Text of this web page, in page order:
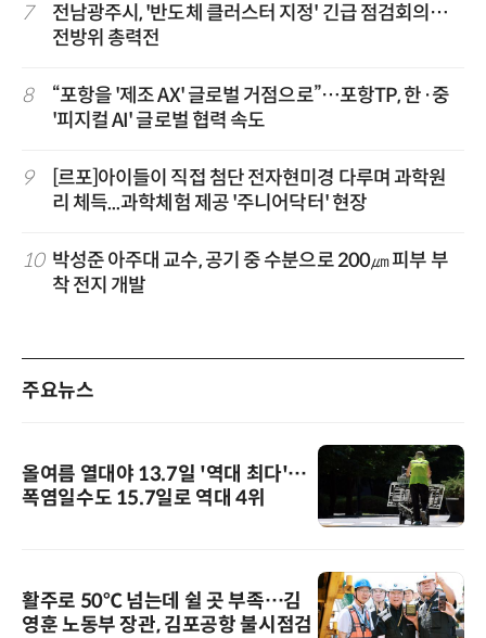
7
전남광주시, '반도체 클러스터 지정' 긴급 점검회의…
전방위 총력전
8
“포항을 '제조 AX' 글로벌 거점으로”…포항TP, 한·중
'피지컬 AI' 글로벌 협력 속도
9
[르포]아이들이 직접 첨단 전자현미경 다루며 과학원
리 체득...과학체험 제공 '주니어닥터' 현장
10 박성준 아주대 교수, 공기 중 수분으로 200㎛ 피부 부
착 전지 개발
주요뉴스
올여름 열대야 13.7일 '역대 최다'…
폭염일수도 15.7일로 역대 4위
활주로 50℃ 넘는데 쉴 곳 부족…김
영훈 노동부 장관, 김포공항 불시점검